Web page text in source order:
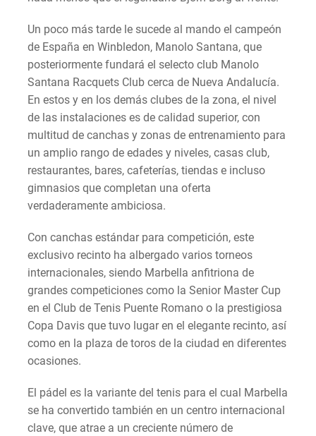
Un poco más tarde le sucede al mando el campeón
de España en Winbledon, Manolo Santana, que
posteriormente fundará el selecto club Manolo
Santana Racquets Club cerca de Nueva Andalucía.
En estos y en los demás clubes de la zona, el nivel
de las instalaciones es de calidad superior, con
multitud de canchas y zonas de entrenamiento para
un amplio rango de edades y niveles, casas club,
restaurantes, bares, cafeterías, tiendas e incluso
gimnasios que completan una oferta
verdaderamente ambiciosa.
Con canchas estándar para competición, este
exclusivo recinto ha albergado varios torneos
internacionales, siendo Marbella anfitriona de
grandes competiciones como la Senior Master Cup
en el Club de Tenis Puente Romano o la prestigiosa
Copa Davis que tuvo lugar en el elegante recinto, así
como en la plaza de toros de la ciudad en diferentes
ocasiones.
El pádel es la variante del tenis para el cual Marbella
se ha convertido también en un centro internacional
clave, que atrae a un creciente número de